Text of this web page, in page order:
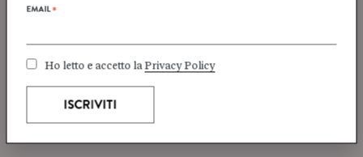
Migrazioni Minoranze
EMAIL*
Ho letto e accetto laPrivacy Policy